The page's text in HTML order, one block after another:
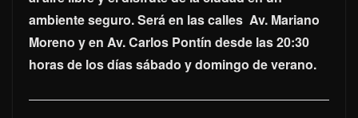
ambiente seguro. Será en las calles Av. Mariano
Moreno y en Av. Carlos Pontín desde las 20:30
horas de los días sábado y domingo de verano.